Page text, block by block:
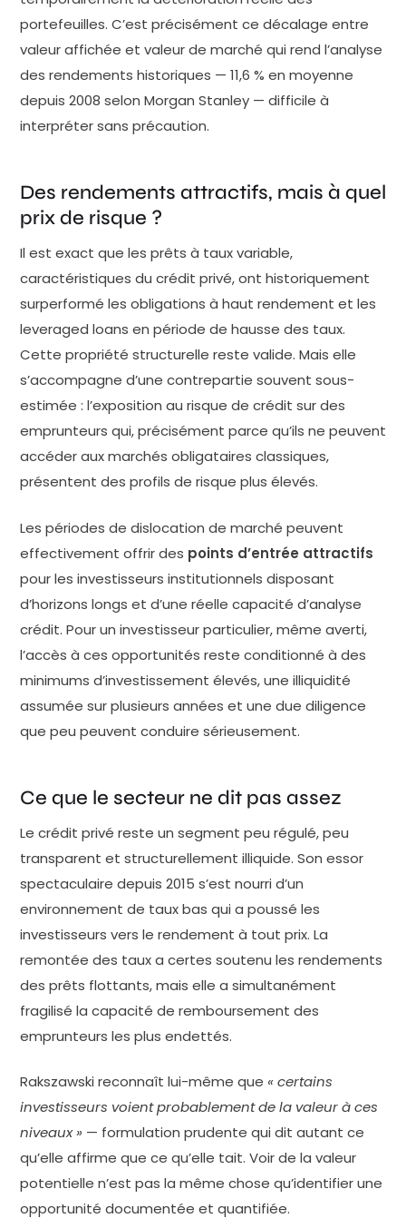
portefeuilles. C’est précisément ce décalage entre
valeur affichée et valeur de marché qui rend l’analyse
des rendements historiques — 11,6 % en moyenne
depuis 2008 selon Morgan Stanley — difficile à
interpréter sans précaution.
Des rendements attractifs, mais à quel
prix de risque ?
Il est exact que les prêts à taux variable,
caractéristiques du crédit privé, ont historiquement
surperformé les obligations à haut rendement et les
leveraged loans en période de hausse des taux.
Cette propriété structurelle reste valide. Mais elle
s’accompagne d’une contrepartie souvent sous-
estimée : l’exposition au risque de crédit sur des
emprunteurs qui, précisément parce qu’ils ne peuvent
accéder aux marchés obligataires classiques,
présentent des profils de risque plus élevés.
Les périodes de dislocation de marché peuvent
effectivement offrir des points d’entrée attractifs
pour les investisseurs institutionnels disposant
d’horizons longs et d’une réelle capacité d’analyse
crédit. Pour un investisseur particulier, même averti,
l’accès à ces opportunités reste conditionné à des
minimums d’investissement élevés, une illiquidité
assumée sur plusieurs années et une due diligence
que peu peuvent conduire sérieusement.
Ce que le secteur ne dit pas assez
Le crédit privé reste un segment peu régulé, peu
transparent et structurellement illiquide. Son essor
spectaculaire depuis 2015 s’est nourri d’un
environnement de taux bas qui a poussé les
investisseurs vers le rendement à tout prix. La
remontée des taux a certes soutenu les rendements
des prêts flottants, mais elle a simultanément
fragilisé la capacité de remboursement des
emprunteurs les plus endettés.
Rakszawski reconnaît lui-même que « certains
investisseurs voient probablement de la valeur à ces
niveaux » — formulation prudente qui dit autant ce
qu’elle affirme que ce qu’elle tait. Voir de la valeur
potentielle n’est pas la même chose qu’identifier une
opportunité documentée et quantifiée.